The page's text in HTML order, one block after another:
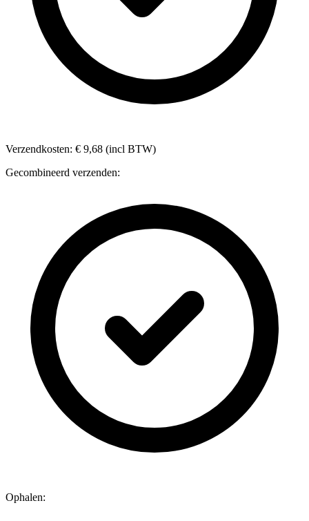
Verzendkosten: € 9,68 (incl BTW)
Gecombineerd verzenden:
Ophalen: